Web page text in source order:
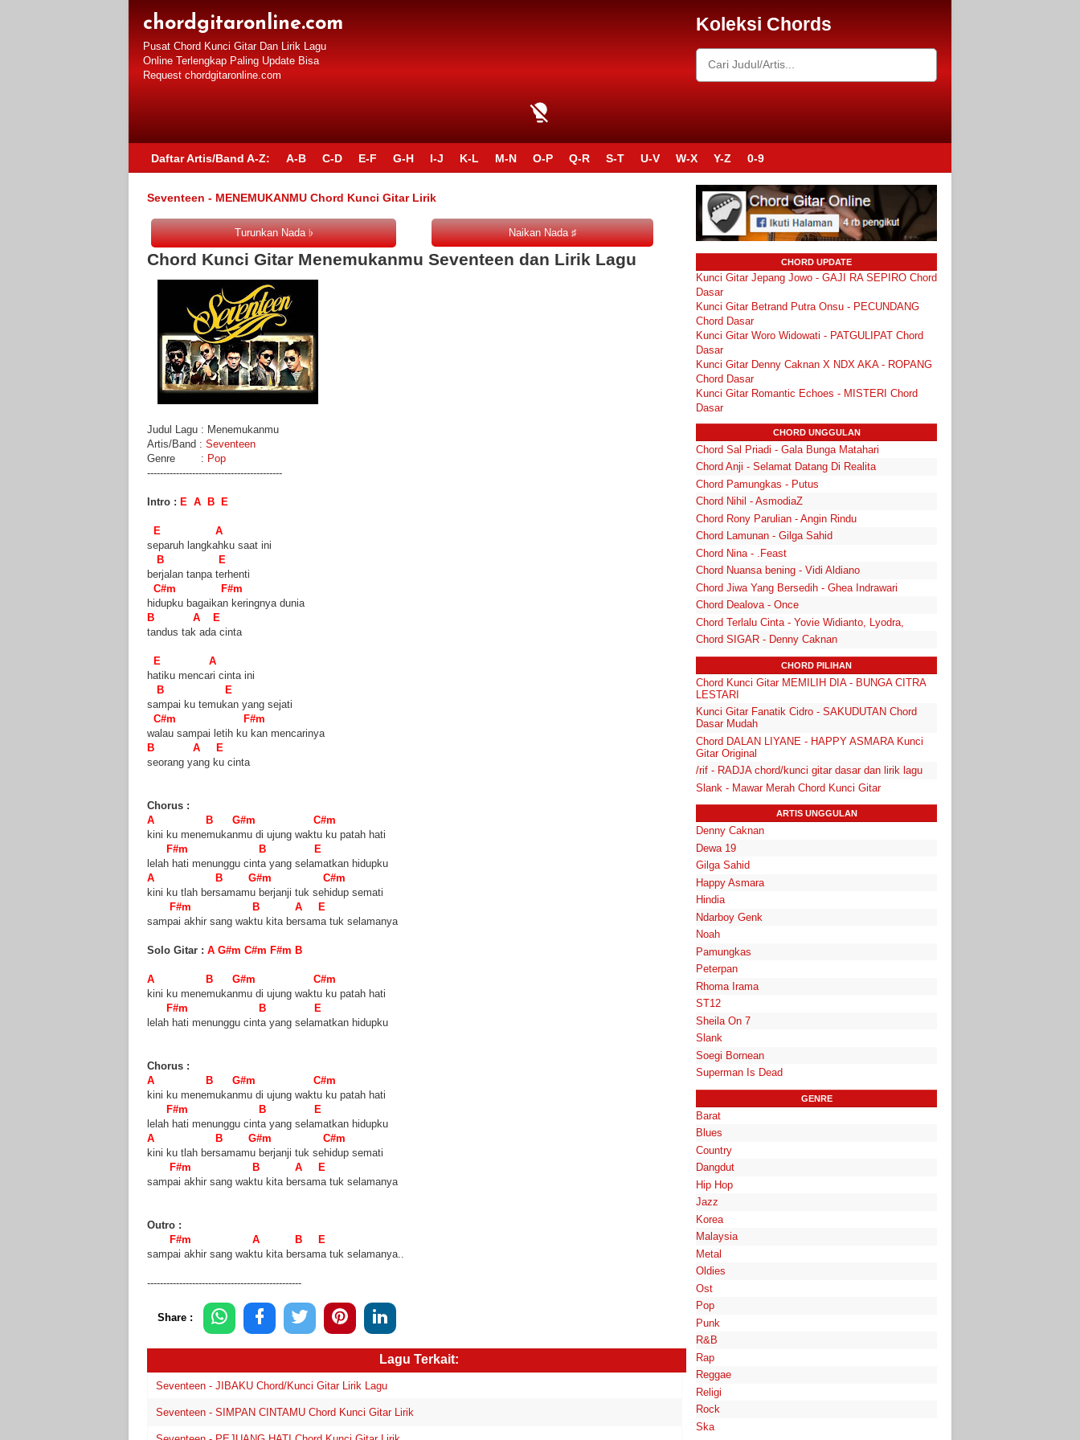
chordgitaronline.com
Pusat Chord Kunci Gitar Dan Lirik Lagu
Online Terlengkap Paling Update Bisa
Request chordgitaronline.com
Koleksi Chords
Daftar Artis/Band A-Z: A-B C-D E-F G-H I-J K-L M-N O-P Q-R S-T U-V W-X Y-Z 0-9
Seventeen - MENEMUKANMU Chord Kunci Gitar Lirik
Chord Kunci Gitar Menemukanmu Seventeen dan Lirik Lagu
Judul Lagu : Menemukanmu
Artis/Band : Seventeen
Genre : Pop
------------------------------------------
Intro : E A B E
E A
separuh langkahku saat ini
B E
berjalan tanpa terhenti
C#m F#m
hidupku bagaikan keringnya dunia
B A E
tandus tak ada cinta
E A
hatiku mencari cinta ini
B E
sampai ku temukan yang sejati
C#m F#m
walau sampai letih ku kan mencarinya
B A E
seorang yang ku cinta
Chorus :
A B G#m C#m
kini ku menemukanmu di ujung waktu ku patah hati
F#m B E
lelah hati menunggu cinta yang selamatkan hidupku
A B G#m C#m
kini ku tlah bersamamu berjanji tuk sehidup semati
F#m B A E
sampai akhir sang waktu kita bersama tuk selamanya
Solo Gitar : A G#m C#m F#m B
A B G#m C#m
kini ku menemukanmu di ujung waktu ku patah hati
F#m B E
lelah hati menunggu cinta yang selamatkan hidupku
Chorus :
A B G#m C#m
kini ku menemukanmu di ujung waktu ku patah hati
F#m B E
lelah hati menunggu cinta yang selamatkan hidupku
A B G#m C#m
kini ku tlah bersamamu berjanji tuk sehidup semati
F#m B A E
sampai akhir sang waktu kita bersama tuk selamanya
Outro :
F#m A B E
sampai akhir sang waktu kita bersama tuk selamanya..
------------------------------------------------
Share :
Lagu Terkait:
Seventeen - JIBAKU Chord/Kunci Gitar Lirik Lagu
Seventeen - SIMPAN CINTAMU Chord Kunci Gitar Lirik
CHORD UPDATE
Kunci Gitar Jepang Jowo - GAJI RA SEPIRO Chord
Dasar
Kunci Gitar Betrand Putra Onsu - PECUNDANG
Chord Dasar
Kunci Gitar Woro Widowati - PATGULIPAT Chord
Dasar
Kunci Gitar Denny Caknan X NDX AKA - ROPANG
Chord Dasar
Kunci Gitar Romantic Echoes - MISTERI Chord
Dasar
CHORD UNGGULAN
Chord Sal Priadi - Gala Bunga Matahari
Chord Anji - Selamat Datang Di Realita
Chord Pamungkas - Putus
Chord Nihil - AsmodiaZ
Chord Rony Parulian - Angin Rindu
Chord Lamunan - Gilga Sahid
Chord Nina - .Feast
Chord Nuansa bening - Vidi Aldiano
Chord Jiwa Yang Bersedih - Ghea Indrawari
Chord Dealova - Once
Chord Terlalu Cinta - Yovie Widianto, Lyodra,
Chord SIGAR - Denny Caknan
CHORD PILIHAN
Chord Kunci Gitar MEMILIH DIA - BUNGA CITRA
LESTARI
Kunci Gitar Fanatik Cidro - SAKUDUTAN Chord
Dasar Mudah
Chord DALAN LIYANE - HAPPY ASMARA Kunci
Gitar Original
/rif - RADJA chord/kunci gitar dasar dan lirik lagu
Slank - Mawar Merah Chord Kunci Gitar
ARTIS UNGGULAN
Denny Caknan
Dewa 19
Gilga Sahid
Happy Asmara
Hindia
Ndarboy Genk
Noah
Pamungkas
Peterpan
Rhoma Irama
ST12
Sheila On 7
Slank
Soegi Bornean
Superman Is Dead
GENRE
Barat
Blues
Country
Dangdut
Hip Hop
Jazz
Korea
Malaysia
Metal
Oldies
Ost
Pop
Punk
R&B
Rap
Reggae
Religi
Rock
Ska